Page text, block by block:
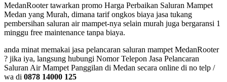
MedanRooter tawarkan promo Harga Perbaikan Saluran Mampet
Medan yang Murah, dimana tarif ongkos biaya jasa tukang
pembersihan saluran air mampet-nya selain murah juga bergaransi 1
minggu free maintenance tanpa biaya.
anda minat memakai jasa pelancaran saluran mampet MedanRooter
? jika iya, langsung hubungi Nomor Telepon Jasa Pelancaran
Saluran Air Mampet Panggilan di Medan secara online di no telp /
wa di 0878 14000 125